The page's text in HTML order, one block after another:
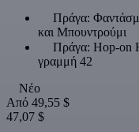
Πράγα:
και Μπουντρούμι
Πράγα: Hop-on
γραμμή 42
Νέο
Από 49,55 $
47,07 $